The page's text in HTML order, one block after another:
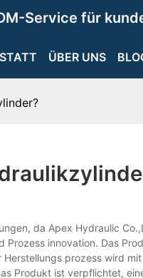
Service für
ÜBER UNS
da Apex Hydraulic
innovation. Das
prozess wird
Produkt ist verpflichtet,